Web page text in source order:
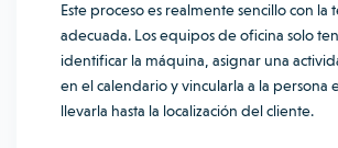
Este proceso es realmente sencillo con la
adecuada. Los equipos de oficina solo
identificar la máquina, asignar una
en el calendario y vincularla a la persona
llevarla hasta la localización del cliente.